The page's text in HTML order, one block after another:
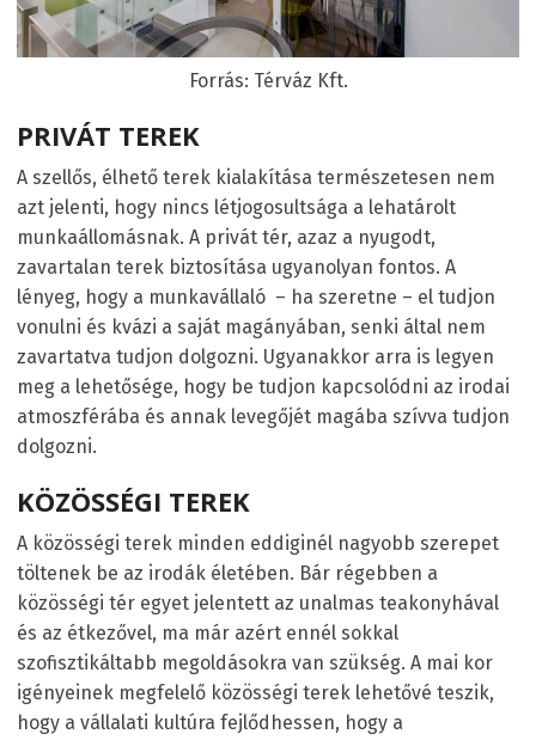
Forrás: Térváz Kft.
PRIVÁT TEREK
A szellős, élhető terek kialakítása természetesen nem
azt jelenti, hogy nincs létjogosultsága a lehatárolt
munkaállomásnak. A privát tér, azaz a nyugodt,
zavartalan terek biztosítása ugyanolyan fontos. A
lényeg, hogy a munkavállaló – ha szeretne – el tudjon
vonulni és kvázi a saját magányában, senki által nem
zavartatva tudjon dolgozni. Ugyanakkor arra is legyen
meg a lehetősége, hogy be tudjon kapcsolódni az irodai
atmoszférába és annak levegőjét magába szívva tudjon
dolgozni.
KÖZÖSSÉGI TEREK
A közösségi terek minden eddiginél nagyobb szerepet
töltenek be az irodák életében. Bár régebben a
közösségi tér egyet jelentett az unalmas teakonyhával
és az étkezővel, ma már azért ennél sokkal
szofisztikáltabb megoldásokra van szükség. A mai kor
igényeinek megfelelő közösségi terek lehetővé teszik,
hogy a vállalati kultúra fejlődhessen, hogy a